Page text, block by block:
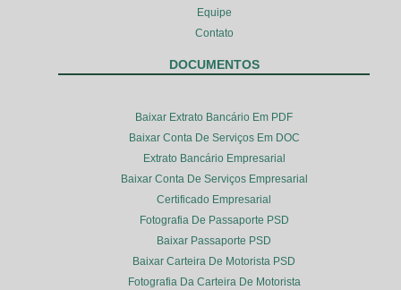
Equipe
Contato
DOCUMENTOS
Baixar Extrato Bancário Em PDF
Baixar Conta De Serviços Em DOC
Extrato Bancário Empresarial
Baixar Conta De Serviços Empresarial
Certificado Empresarial
Fotografia De Passaporte PSD
Baixar Passaporte PSD
Baixar Carteira De Motorista PSD
Fotografia Da Carteira De Motorista